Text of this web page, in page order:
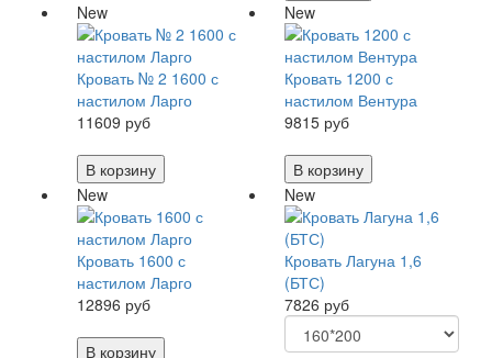
New
Кровать № 2 1600 с
настилом Ларго
11609 руб
В корзину
New
Кровать 1200 с
настилом Вентура
9815 руб
В корзину
New
Кровать 1600 с
настилом Ларго
12896 руб
В корзину
New
Кровать Лагуна 1,6
(БТС)
7826 руб